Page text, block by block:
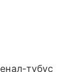
тубус